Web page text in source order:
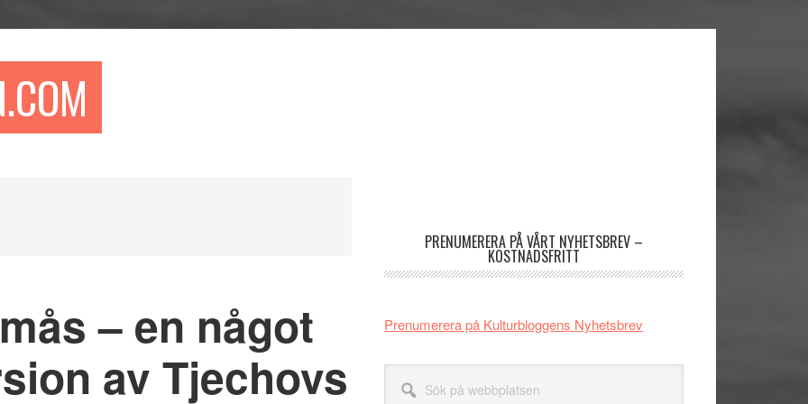
– en något
av Tjechovs
PRENUMERERA PÅ VÅRT NYHETSBREV –
KOSTNADSFRITT
Prenumerera på Kulturbloggens Nyhetsbrev